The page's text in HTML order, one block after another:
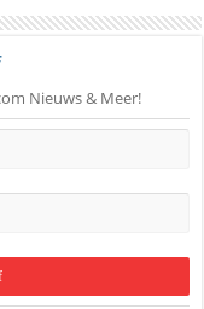
Nieuws & Meer!